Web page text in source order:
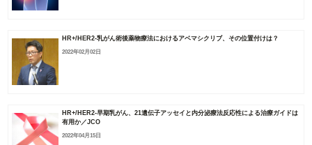
HR+/HER2-乳がん術後薬物療法におけるアベマシクリブ、その位置付けは？
2022年02月02日
HR+/HER2-早期乳がん、21遺伝子アッセイと内分泌療法反応性による治療ガイドは
有用か／JCO
2022年04月15日